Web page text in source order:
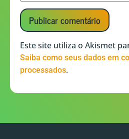
Este site utiliza o Akismet
Saiba como seus dados em
processados.